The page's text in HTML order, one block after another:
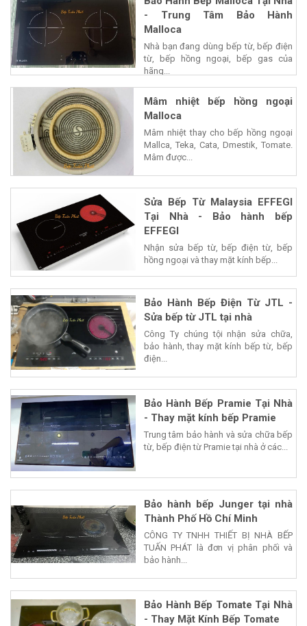
- Trung Tâm Bảo Hành
Malloca
Nhà bạn đang dùng bếp từ, bếp điện
từ, bếp hồng ngoại, bếp gas của
hãng...
Mâm nhiệt bếp hồng ngoại
Malloca
Mâm nhiệt thay cho bếp hồng ngoại
Mallca, Teka, Cata, Dmestik, Tomate.
Mâm được...
Sửa Bếp Từ Malaysia EFFEGI
Tại Nhà - Bảo hành bếp
EFFEGI
Nhận sửa bếp từ, bếp điện từ, bếp
hồng ngoại và thay mặt kính bếp...
Bảo Hành Bếp Điện Từ JTL -
Sửa bếp từ JTL tại nhà
Công Ty chúng tội nhận sửa chữa,
bảo hành, thay mặt kính bếp từ, bếp
điện...
Bảo Hành Bếp Pramie Tại Nhà
- Thay mặt kính bếp Pramie
Trung tâm bảo hành và sửa chữa bếp
từ, bếp điện từ Pramie tại nhà ở các...
Bảo hành bếp Junger tại nhà
Thành Phố Hồ Chí Minh
CÔNG TY TNHH THIẾT BỊ NHÀ BẾP
TUẤN PHÁT là đơn vị phân phối và
bảo hành...
Bảo Hành Bếp Tomate Tại Nhà
- Thay Mặt Kính Bếp Tomate